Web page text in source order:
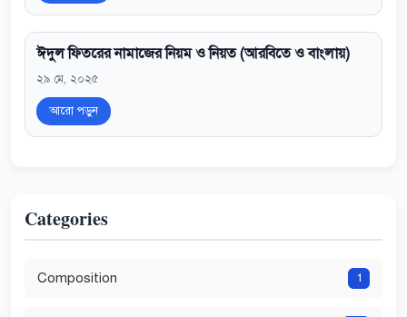
ঈদুল ফিতরের নামাজের নিয়ম ও নিয়ত (আরবিতে ও বাংলায়)
২৯ মে, ২০২৫
আরো পড়ুন
Categories
Composition 1